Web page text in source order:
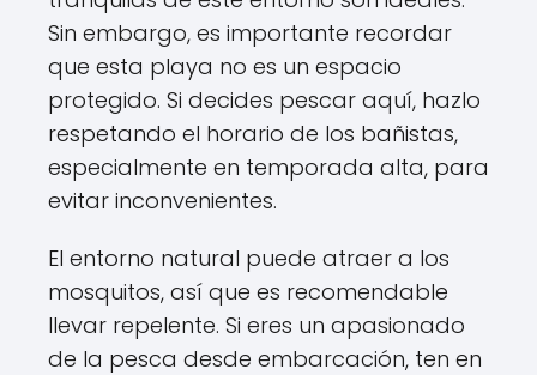
Sin embargo, es importante recordar
que esta playa no es un espacio
protegido. Si decides pescar aquí, hazlo
respetando el horario de los bañistas,
especialmente en temporada alta, para
evitar inconvenientes.
El entorno natural puede atraer a los
mosquitos, así que es recomendable
llevar repelente. Si eres un apasionado
de la pesca desde embarcación, ten en